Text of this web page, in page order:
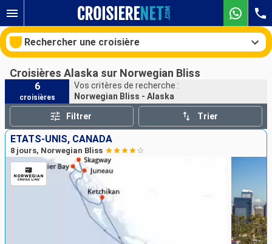
Rechercher une croisière
Nos destinations
Mois de départ
Ports
Rechercher
Croisières Alaska sur Norwegian Bliss
6
croisières
Vos critères de recherche :
Norwegian Bliss - Alaska
Filtrer Trier
ÉTATS-UNIS, CANADA
8 jours, Norwegian Bliss